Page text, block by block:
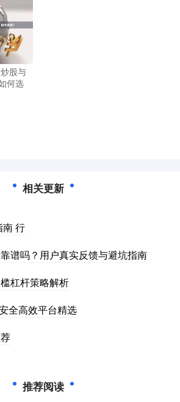
股与
何选
相关更新
南 行
谱吗？用户真实反馈与避坑指南
杠杆策略解析
全高效平台精选
推荐阅读